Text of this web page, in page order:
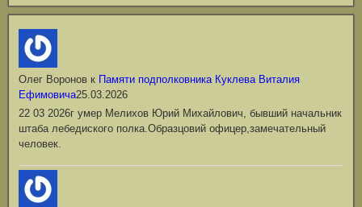
Олег Воронов к Памяти подполковника Куклева Виталия
Ефимовича25.03.2026
22 03 2026г умер Мелихов Юрий Михайлович, бывший начальник
штаба лебедиского полка.Образцовий офицер,замечательный
человек.